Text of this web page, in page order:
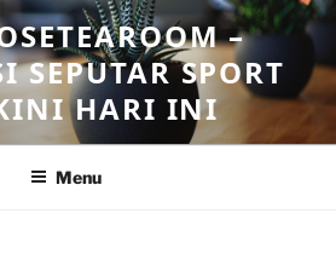
–
SEPUTAR SPORT
HARI INI
Menu